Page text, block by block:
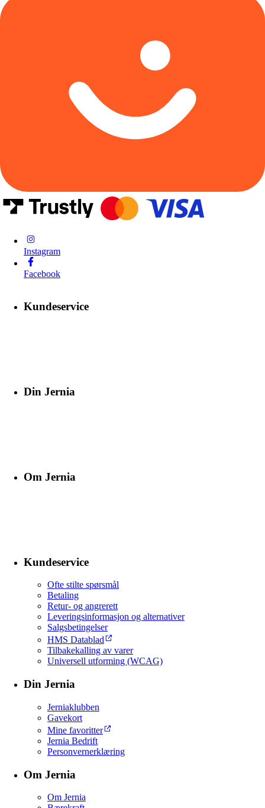
Instagram
Facebook
Kundeservice
Din Jernia
Om Jernia
Kundeservice
Ofte stilte spørsmål
Betaling
Retur- og angrerett
Leveringsinformasjon og alternativer
Salgsbetingelser
HMS Datablad
Tilbakekalling av varer
Universell utforming (WCAG)
Din Jernia
Jerniaklubben
Gavekort
Mine favoritter
Jernia Bedrift
Personvernerklæring
Om Jernia
Om Jernia